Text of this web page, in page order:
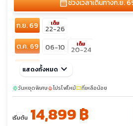
calendar_monthช่วงเวลาเดินทางก.ย.
ก.ย. 69 เต็ม
22-26
ต.ค. 69
06-10 เต็ม
20-24
พ.ย. 69
03-07
ธ.ค. 69
01-05 15-19 29-02
แสดงทั้งหมด keyboard_arrow_down
sunnyวันหยุดพิเศษlocal_fire_departmentโปรไฟไหม้confirmation_numberที่เหลือน้อย
เริ่มต้น 14,899 ฿